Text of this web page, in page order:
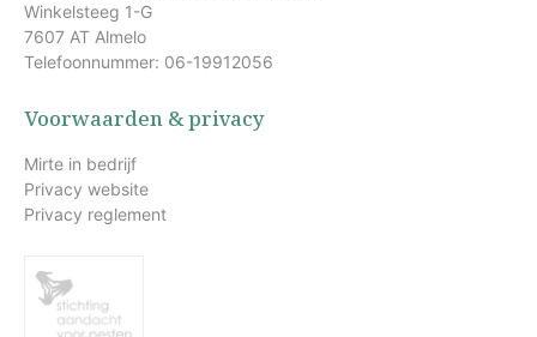
Winkelsteeg 1-G
7607 AT Almelo
Telefoonnummer: 06-19912056
Voorwaarden & privacy
Mirte in bedrijf
Privacy website
Privacy reglement